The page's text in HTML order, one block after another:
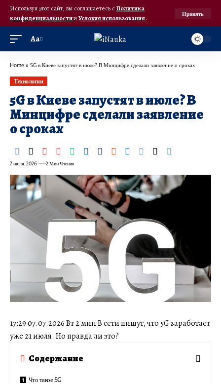
Используя этот сайт, вы соглашаетесь с Политика
конфиденциальностииУсловия использования.
Принять
Аа
Home » 5G в Киеве запустят в июле? В Минцифре сделали заявление о сроках
Технологии
5G в Киеве запустят в июле? В
Минцифре сделали заявление
о сроках
7 июля, 2026 2 Мин Чтения
17:29 07.07.2026 Вт 2 мин В сети пишут, что 5G заработает
уже 21 июля. Но правда ли это?
Содержание
Что такое 5G